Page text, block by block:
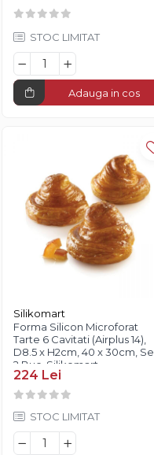
STOC LIMITAT
Adauga in cos
Silikomart
Forma Silicon Microforat
Tarte 6 Cavitati (Airplus 14),
D8.5 x H2cm, 40 x 30cm, Set
2 Buc, Silikomart
224 Lei
STOC LIMITAT